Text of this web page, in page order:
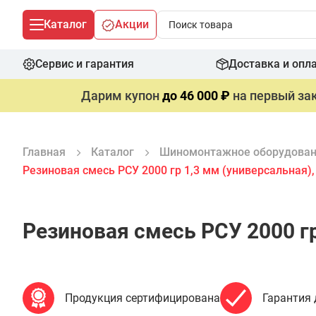
Каталог Акции
Сервис и гарантия Доставка и
Дарим купондо 46 000 ₽ на первый
Главная Каталог Шиномонтажное
Резиновая смесь РСУ 2000 гр 1,3 мм
Резиновая смесь РСУ 2000
Продукция сертифицирована Гарантия